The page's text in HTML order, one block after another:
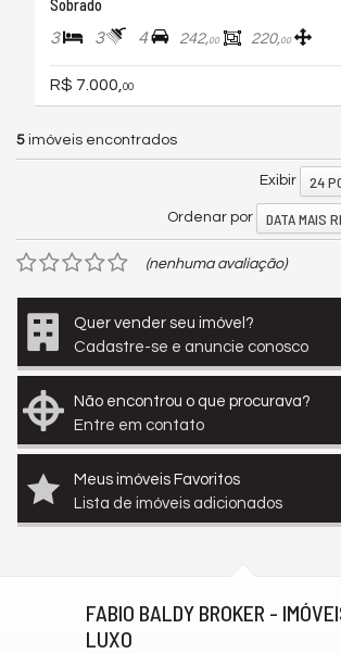
Sobrado
3 3 4 242,00 220,00
R$ 7.000, 00
5 imóveis encontrados
Exibir 24
Ordenar por DATA MAIS
(nenhuma avaliação)
Quer vender seu imóvel?
Cadastre-se e anuncie conosco
Não encontrou o que procurava?
Entre em contato
Meus imóveis Favoritos
Lista de imóveis adicionados
FABIO BALDY BROKER -
LUXO